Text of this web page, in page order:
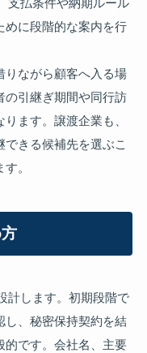
支払条件や納期ルール
めに段階的な案内を行
りながら顧客へ入る場
の引継ぎ期間や同行訪
ます。譲渡企業も、
きる候補先を選ぶこ
。
計します。初期段階で
し、秘密保持契約を結
的です。会社名、主要